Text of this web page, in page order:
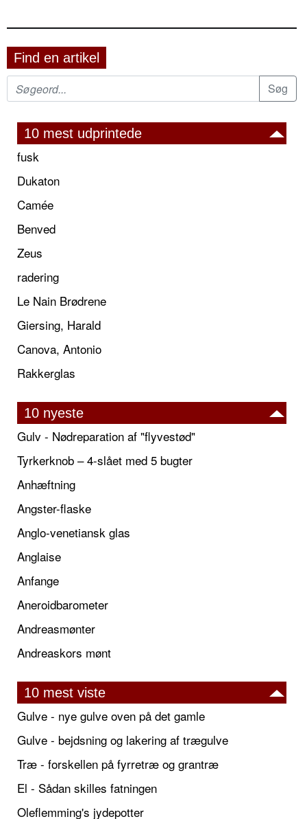
Find en artikel
10 mest udprintede
fusk
Dukaton
Camée
Benved
Zeus
radering
Le Nain Brødrene
Giersing, Harald
Canova, Antonio
Rakkerglas
10 nyeste
Gulv - Nødreparation af "flyvestød"
Tyrkerknob – 4-slået med 5 bugter
Anhæftning
Angster-flaske
Anglo-venetiansk glas
Anglaise
Anfange
Aneroidbarometer
Andreasmønter
Andreaskors mønt
10 mest viste
Gulve - nye gulve oven på det gamle
Gulve - bejdsning og lakering af trægulve
Træ - forskellen på fyrretræ og grantræ
El - Sådan skilles fatningen
Oleflemming's jydepotter